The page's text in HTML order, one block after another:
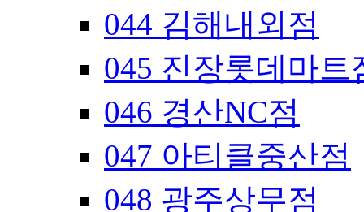
044 김해내외점
045 진장롯데마트
046 경산NC점
047 아티클중산점
048 광주상무점